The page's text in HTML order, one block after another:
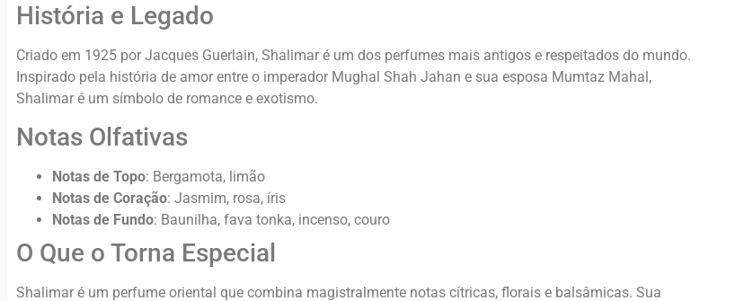
História e Legado
Criado em 1925 por Jacques Guerlain, Shalimar é um dos perfumes mais antigos e respeitados do mundo.
Inspirado pela história de amor entre o imperador Mughal Shah Jahan e sua esposa Mumtaz Mahal,
Shalimar é um símbolo de romance e exotismo.
Notas Olfativas
Notas de Topo: Bergamota, limão
Notas de Coração: Jasmim, rosa, íris
Notas de Fundo: Baunilha, fava tonka, incenso, couro
O Que o Torna Especial
Shalimar é um perfume oriental que combina magistralmente notas cítricas, florais e balsâmicas. Sua